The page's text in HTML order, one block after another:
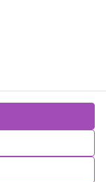
strediska.